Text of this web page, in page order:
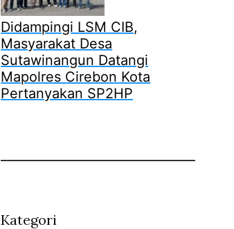
Didampingi LSM CIB,
Masyarakat Desa
Sutawinangun Datangi
Mapolres Cirebon Kota
Pertanyakan SP2HP
Kategori